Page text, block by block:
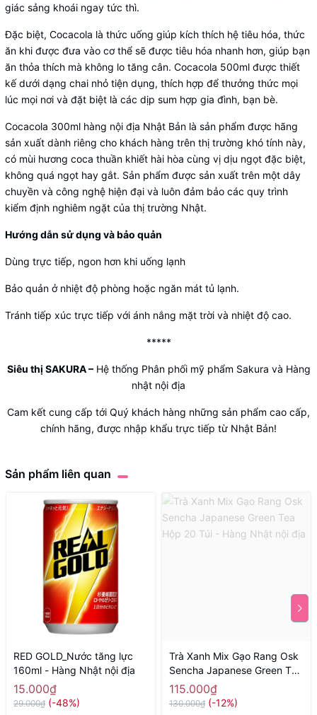
giác sảng khoái ngay tức thì.
Đặc biệt, Cocacola là thức uống giúp kích thích hệ tiêu hóa, thức
ăn khi được đưa vào cơ thể sẽ được tiêu hóa nhanh hơn, giúp bạn
ăn thỏa thích mà không lo tăng cân. Cocacola 500ml được thiết
kế dưới dạng chai nhỏ tiện dụng, thích hợp để thưởng thức mọi
lúc mọi nơi và đặt biệt là các dịp sum hợp gia đình, bạn bè.
Cocacola 300ml hàng nội địa Nhật Bản là sản phẩm được hãng
sản xuất dành riêng cho khách hàng trên thị trường khó tính này,
có mùi hương coca thuần khiết hài hòa cùng vị dịu ngọt đặc biệt,
không quá ngọt hay gắt. Sản phẩm được sản xuất trên một dây
chuyền và công nghệ hiện đại và luôn đảm bảo các quy trình
kiểm định nghiêm ngặt của thị trường Nhật.
Hướng dẫn sử dụng và bảo quản
Dùng trực tiếp, ngon hơn khi uống lạnh
Bảo quản ở nhiệt độ phòng hoặc ngăn mát tủ lạnh.
Tránh tiếp xúc trực tiếp với ánh nắng mặt trời và nhiệt độ cao.
*****
Siêu thị SAKURA –Hệ thống Phân phối mỹ phẩm Sakura và Hàng
nhật nội địa
Cam kết cung cấp tới Quý khách hàng những sản phẩm cao cấp,
chính hãng, được nhập khẩu trực tiếp từ Nhật Bản!
Sản phẩm liên quan
RED GOLD_Nước tăng lực
160ml - Hàng Nhật nội địa
15.000₫
29.000₫ (-48%)
Trà Xanh Mix Gạo Rang Osk
Sencha Japanese Green Tea
Hộp 20 Túi - Hàng Nhật nội
địa
115.000₫
130.000₫ (-12%)